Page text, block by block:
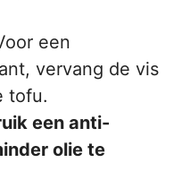
een
vervang de vis
tofu.
een anti-
olie te